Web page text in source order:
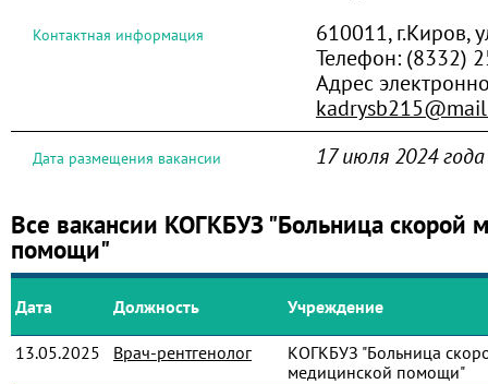
Контактная информация
610011, г.Киров,
Телефон: (8332)
Адрес
Дата размещения вакансии 17 июля 2024 года
Все вакансии КОГКБУЗ "Больница скорой
помощи"
Дата Должность Учреждение
13.05.2025 Врач-рентгенолог
КОГКБУЗ "Больница
медицинской помощи"